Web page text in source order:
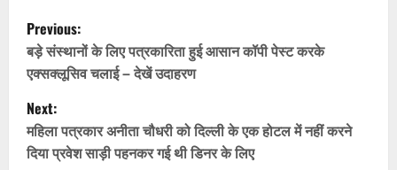
P
o
s
t
Previous:
बड़े संस्थानों के लिए पत्रकारिता हुई आसान कॉपी पेस्ट करके
एक्सक्लूसिव चलाई – देखें उदाहरण
Next:
महिला पत्रकार अनीता चौधरी को दिल्ली के एक होटल में नहीं करने
दिया प्रवेश साड़ी पहनकर गई थी डिनर के लिए